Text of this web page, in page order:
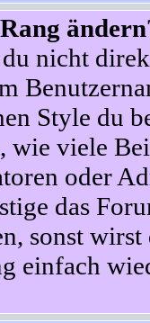
nicht
Style du
wie viele
oder
das
sonst
einfach